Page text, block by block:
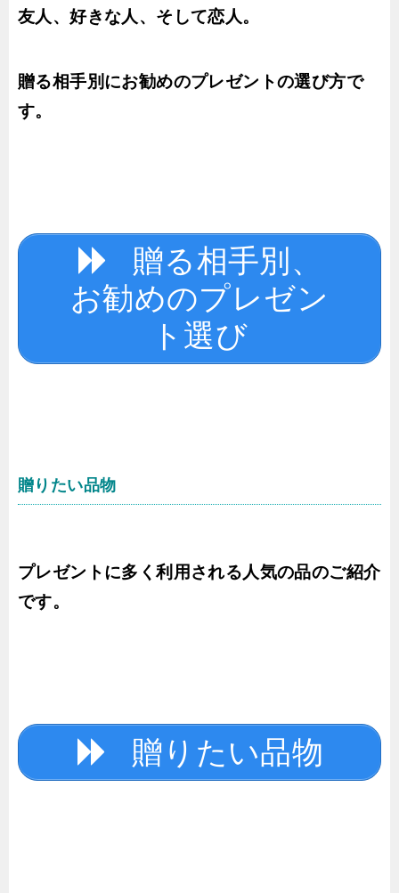
友人、好きな人、そして恋人。
贈る相手別にお勧めのプレゼントの選び方で
す。
贈る相手別、
お勧めのプレゼン
ト選び
贈りたい品物
プレゼントに多く利用される人気の品のご紹介
です。
贈りたい品物